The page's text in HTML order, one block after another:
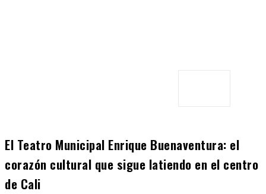
El Teatro Municipal Enrique Buenaventura: el
corazón cultural que sigue latiendo en el centro
de Cali